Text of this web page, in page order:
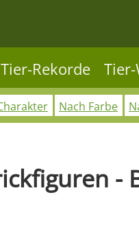
Tier-Rekorde Tier-
Nach Farbe
-